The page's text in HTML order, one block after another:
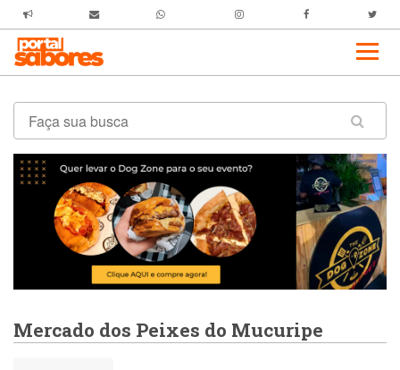
Mercado dos Peixes do Mucuripe